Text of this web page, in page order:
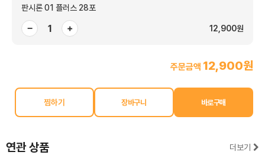
판시론 01 플러스 28포
− + 12,900원
주문금액 12,900원
찜하기
연관 상품 더보기